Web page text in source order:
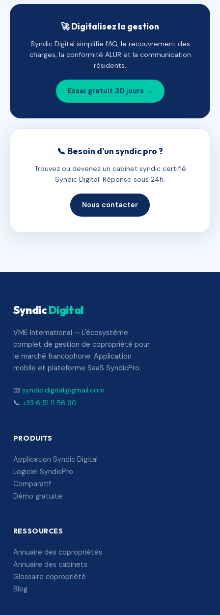
🚀 Digitalisez la gestion
Syndic Digital simplifie l'AG, le recouvrement des
charges, la conformité ALUR et la communication
résidents.
Essai gratuit 30 jours →
📞 Besoin d'un syndic pro ?
Trouvez ou devenez un cabinet syndic certifié
Syndic Digital. Réponse sous 24h.
Nous contacter
SyndicDigital
VME International — L'écosystème
complet de gestion de copropriété pour
le marché francophone. Application
mobile et plateforme SaaS SyndicPro.
📧 syndic.digital@gmail.com
📞 +33 6 51 11 56 90
PRODUITS
Application Syndic Digital
Logiciel SyndicPro
Comparatif
Démo gratuite
RESSOURCES
Annuaire des copropriétés
Annuaire des cabinets
Glossaire copropriété
Blog